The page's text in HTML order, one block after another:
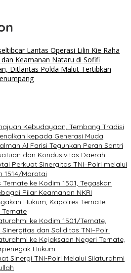
Lantas Operasi Lilin Kie Raha
Keamanan Nataru di Sofifi
Ditlantas Polda Malut Tertibkan
Kebudayaan, Tembang Tradisi
kepada Generasi Muda
Al Farisi Teguhkan Peran Santri
dan Kondusivitas Daerah
Perkuat Sinergitas TNI–Polri melalui
1514/Morotai
ke Kodim 1501, Tegaskan
Pilar Keamanan NKRI
Hukum, Kapolres Ternate
ke Kodim 1501/Ternate,
dan Soliditas TNI–Polri
ke Kejaksaan Negeri Ternate,
Hukum
Sinergi TNI-Polri Melalui Silaturahmi